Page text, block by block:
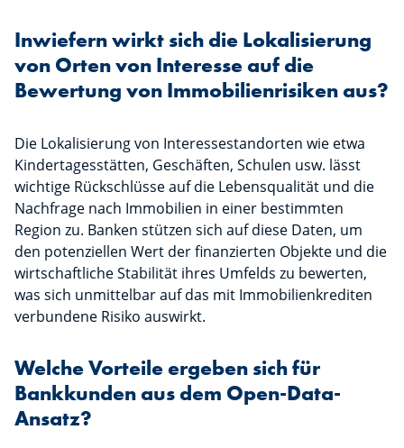
Inwiefern wirkt sich die Lokalisierung
von Orten von Interesse auf die
Bewertung von Immobilienrisiken aus?
Die Lokalisierung von Interessestandorten wie etwa
Kindertagesstätten, Geschäften, Schulen usw. lässt
wichtige Rückschlüsse auf die Lebensqualität und die
Nachfrage nach Immobilien in einer bestimmten
Region zu. Banken stützen sich auf diese Daten, um
den potenziellen Wert der finanzierten Objekte und die
wirtschaftliche Stabilität ihres Umfelds zu bewerten,
was sich unmittelbar auf das mit Immobilienkrediten
verbundene Risiko auswirkt.
Welche Vorteile ergeben sich für
Bankkunden aus dem Open-Data-
Ansatz?